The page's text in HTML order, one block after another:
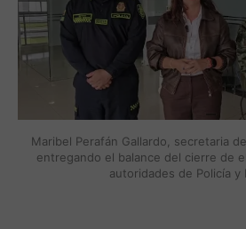
Maribel Perafán Gallardo, secretaria
entregando el balance del cierre de
autoridades de Policía y